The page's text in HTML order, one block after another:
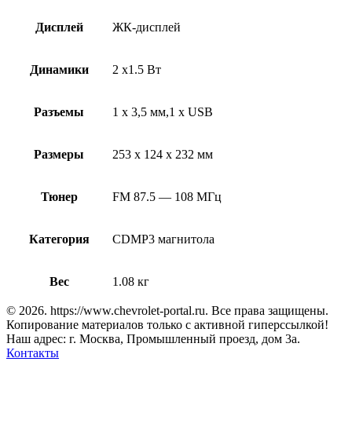
Дисплей ЖК-дисплей
Динамики 2 x1.5 Вт
Разъемы 1 х 3,5 мм,1 х USB
Размеры 253 х 124 х 232 мм
Тюнер FM 87.5 — 108 МГц
Категория CDMP3 магнитола
Вес 1.08 кг
© 2026. https://www.chevrolet-portal.ru. Все права защищены.
Копирование материалов только с активной гиперссылкой!
Наш адрес: г. Москва, Промышленный проезд, дом 3а.
Контакты